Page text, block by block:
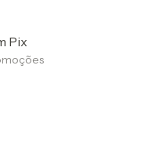
Pix